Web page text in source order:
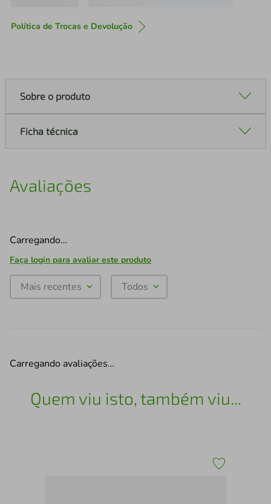
Política de Trocas e Devolução
Sobre o produto
Ficha técnica
Avaliações
Carregando…
Faça login para avaliar este produto
Mais recentes Todos
Carregando avaliações…
Quem viu isto, também viu...